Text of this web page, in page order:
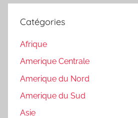
Catégories
Afrique
Amerique Centrale
Amerique du Nord
Amerique du Sud
Asie